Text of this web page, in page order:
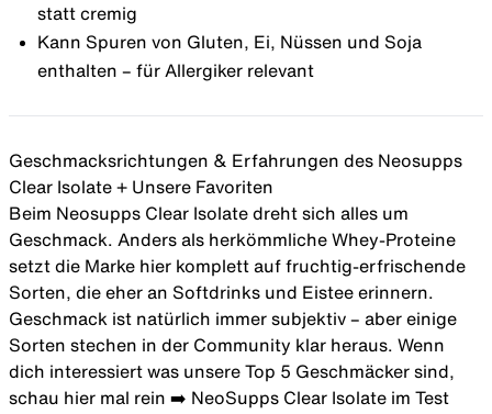
statt cremig
Kann Spuren von Gluten, Ei, Nüssen und Soja
enthalten – für Allergiker relevant
Geschmacksrichtungen & Erfahrungen des Neosupps
Clear Isolate + Unsere Favoriten
Beim Neosupps Clear Isolate dreht sich alles um
Geschmack. Anders als herkömmliche Whey-Proteine
setzt die Marke hier komplett auf fruchtig-erfrischende
Sorten, die eher an Softdrinks und Eistee erinnern.
Geschmack ist natürlich immer subjektiv – aber einige
Sorten stechen in der Community klar heraus. Wenn
dich interessiert was unsere Top 5 Geschmäcker sind,
schau hier mal rein ➡️ NeoSupps Clear Isolate im Test